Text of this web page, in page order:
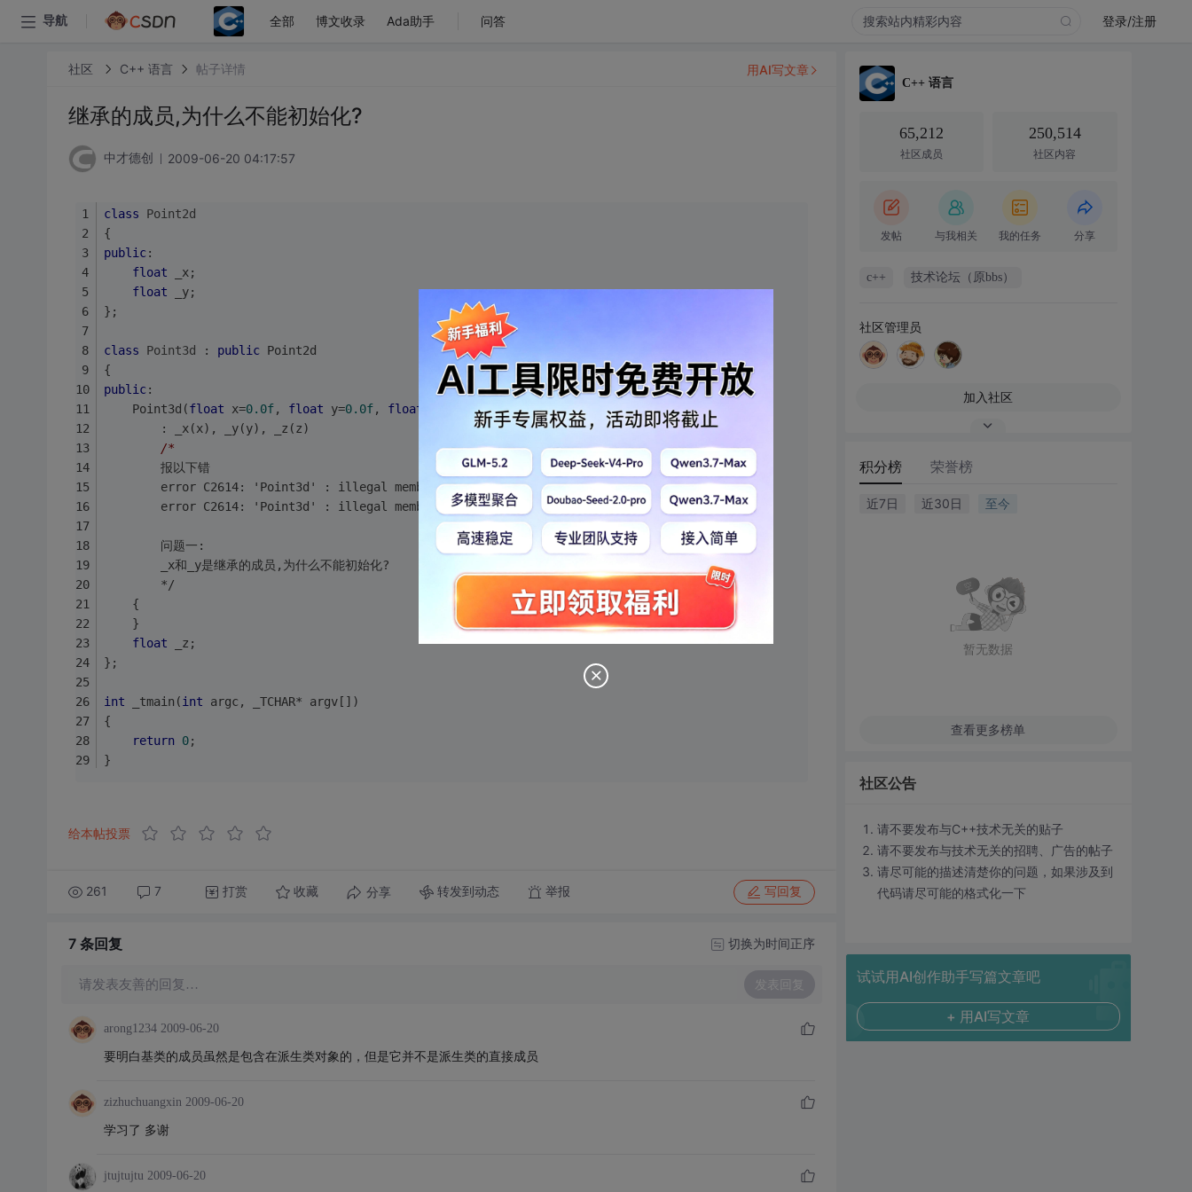
导航 全部 博文收录 Ada助手 问答 登录/注册
社区 C++ 语言 帖子详情
继承的成员,为什么不能初始化?
中才德创 2009-06-20 04:17:57
class
Point2d
{
public:
float _x;
float _y;
};
class Point3d : public Point2d
{
public:
	Point3d(
float x=0.0f, float y=0.0f, float
)
		: _x(x), _y(y), _z(z)
		报以下错
		error C2614: 'Point3d' : illegal member initialization: '_y' is not a base or member
		error C2614: 'Point3d' : illegal member initialization: '_x' is not a base or member
		问题一:
		_x和_y是继承的成员,为什么不能初始化?
		*/
	{
	}
float _z;
};
int _tmain(int argc, _TCHAR* argv[])
{
return 0;
}
给本帖投票
261 7 打赏 收藏 分享 转发到动态 举报 写回复
用AI写文章
7 条回复 切换为时间正序
请发表友善的回复… 发表回复
arong1234 2009-06-20
要明白基类的成员虽然是包含在派生类对象的，但是它并不是派生类的直接成员
zizhuchuangxin 2009-06-20
学习了 多谢
jtujtujtu 2009-06-20
C++ 语言
65,212
社区成员
250,514
社区内容
发帖 与我相关 我的任务 分享
c++ 技术论坛（原bbs）
社区管理员
加入社区
积分榜 荣誉榜
近7日 近30日 至今
暂无数据
查看更多榜单
社区公告
请不要发布与C++技术无关的贴子
请不要发布与技术无关的招聘、广告的帖子
请尽可能的描述清楚你的问题，如果涉及到
代码请尽可能的格式化一下
试试用AI创作助手写篇文章吧
+ 用AI写文章